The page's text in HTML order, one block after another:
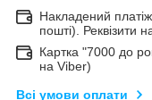
Накладений
пошті). Реквізити
Картка "7000 до
на Viber)
Всі умови оплати